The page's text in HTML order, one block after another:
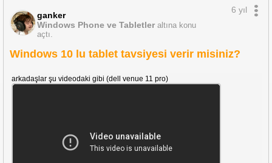
ganker
Windows Phone ve Tabletler altına konu
açtı.
6 yıl
Windows 10 lu tablet tavsiyesi verir misiniz?
arkadaşlar şu videodaki gibi (dell venue 11 pro)